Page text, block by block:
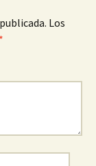
Los
*